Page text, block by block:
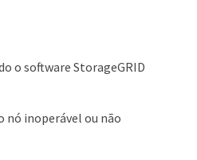
o software StorageGRID
nó inoperável ou não